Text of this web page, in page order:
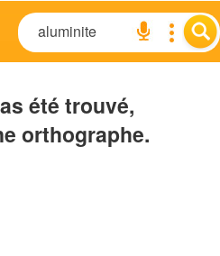
été trouvé,
orthographe.